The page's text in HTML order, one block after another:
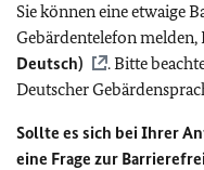
Sie können eine etwaige
Gebärdentelefon melden,
Deutsch)
. Bitte
Deutscher
Sollte es sich bei Ihrer
eine Frage zur